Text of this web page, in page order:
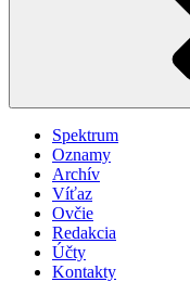
Spektrum
Oznamy
Archív
Víťaz
Ovčie
Redakcia
Účty
Kontakty